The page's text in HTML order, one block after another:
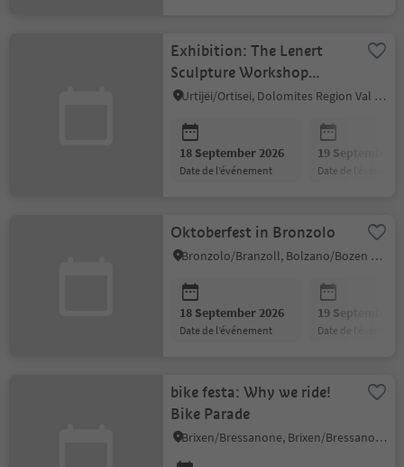
Exhibition: The Lenert
Sculpture Workshop
(1877–1953)
Urtijëi/Ortisei, Dolomites Region Val Gardena
18 September 2026
date de l’événement
19 September
date de
Oktoberfest in Bronzolo
Bronzolo/Branzoll, Bolzano/Bozen and environs
18 September 2026
date de l’événement
19 September
date de
bike festa: Why we ride!
Bike Parade
Brixen/Bressanone, Brixen/Bressanone and environs